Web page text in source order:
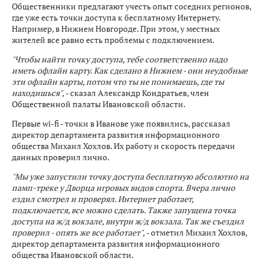
Общественники предлагают учесть опыт соседних регионов,
где уже есть точки доступа к бесплатному Интернету.
Например, в Нижнем Новгороде. При этом, у местных
жителей все равно есть проблемы с подключением.
"Чтобы найти точку доступа, тебе соответственно надо
иметь офлайн карту. Как сделано в Нижнем - они неудобные
эти офлайн карты, потом что ты не понимаешь, где ты
находишься", - сказал Александр Кондратьев, член
Общественной палаты Ивановской области.
Первые wi-fi - точки в Иванове уже появились, рассказал
директор департамента развития информационного
общества Михаил Хохлов. Их работу и скорость передачи
данных проверил лично.
"Мы уже запустили точку доступа бесплатную абсолютно на
памп-треке у Дворца игровых видов спорта. Вчера лично
ездил смотрел и проверял. Интернет работает,
подключается, все можно сделать. Также запущена точка
доступа на ж/д вокзале, внутри ж/д вокзала. Так же съездил
проверил - опять же все работает", - отметил Михаил Хохлов,
директор департамента развития информационного
общества Ивановской области.